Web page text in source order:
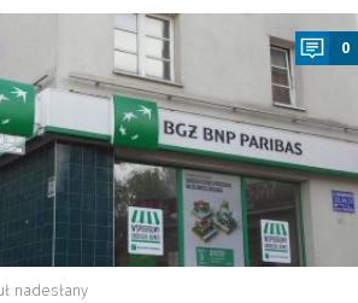
0
nadesłany